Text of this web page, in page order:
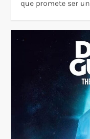
que promete ser